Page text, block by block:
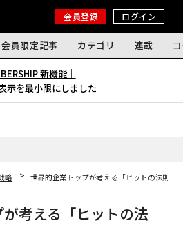
会員登録 ログイン
会員限定記事 カテゴリ 連載
新機能｜
示を最小限にしました
略
世界的企業トップが考える「ヒットの法則」
考える「ヒットの法